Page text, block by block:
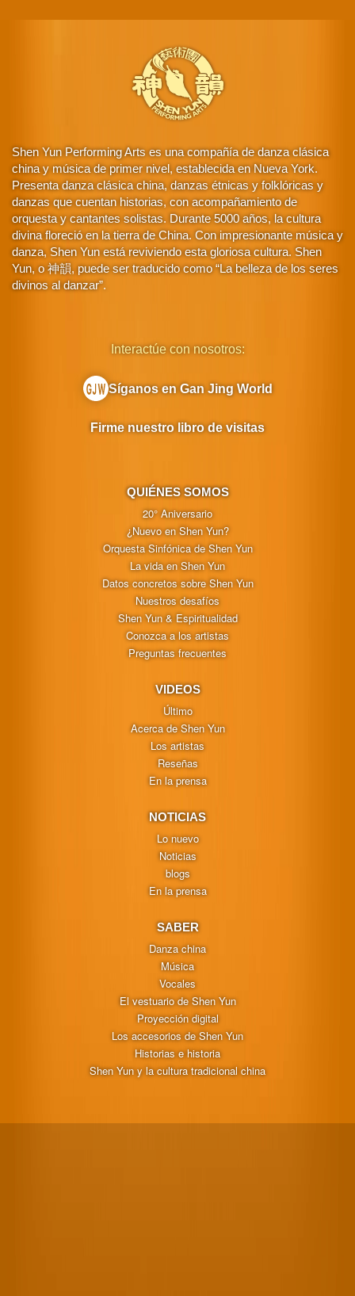
Shen Yun Performing Arts es una compañía de danza clásica
china y música de primer nivel, establecida en Nueva York.
Presenta danza clásica china, danzas étnicas y folklóricas y
danzas que cuentan historias, con acompañamiento de
orquesta y cantantes solistas. Durante 5000 años, la cultura
divina floreció en la tierra de China. Con impresionante música y
danza, Shen Yun está reviviendo esta gloriosa cultura. Shen
Yun, o 神韻, puede ser traducido como “La belleza de los seres
divinos al danzar”.
QUIÉNES SOMOS
20° Aniversario
¿Nuevo en Shen Yun?
Orquesta Sinfónica de Shen Yun
La vida en Shen Yun
Datos concretos sobre Shen Yun
Nuestros desafíos
Shen Yun & Espiritualidad
Conozca a los artistas
Preguntas frecuentes
VIDEOS
Último
Acerca de Shen Yun
Los artistas
Reseñas
En la prensa
NOTICIAS
Lo nuevo
Noticias
blogs
En la prensa
SABER
Danza china
Música
Vocales
El vestuario de Shen Yun
Proyección digital
Los accesorios de Shen Yun
Historias e historia
Shen Yun y la cultura tradicional china
Interactúe con nosotros:
Síganos en Gan Jing World
Firme nuestro libro de visitas